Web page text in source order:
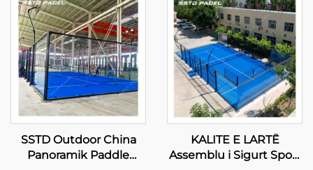
SSTD Outdoor China
Panoramik Paddle
KALITE E LARTË
Assemblu i Sigurt Sport